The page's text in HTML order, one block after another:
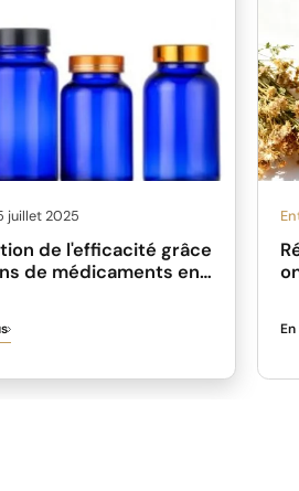
juillet 2025
de l'efficacité grâce
de médicaments en